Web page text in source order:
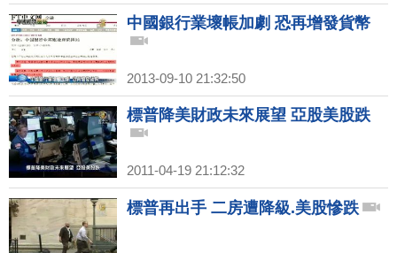
中國銀行業壞帳加劇 恐再增發貨幣
2013-09-10 21:32:50
標普降美財政未來展望 亞股美股跌
2011-04-19 21:12:32
標普再出手 二房遭降級.美股慘跌